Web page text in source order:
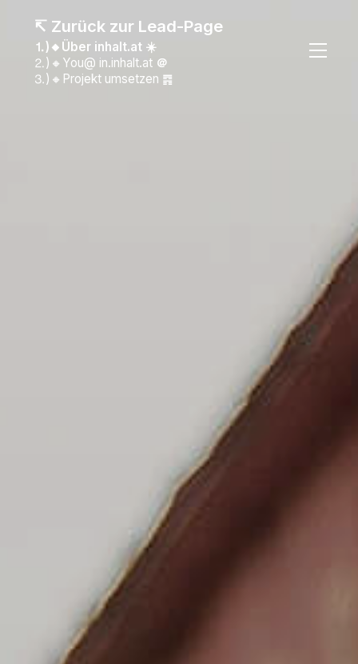
↸ Zurück zur Lead-Page
⒈)🔸Über inhalt.at ☀️
⒉)🔸You@ in.inhalt.at ＠
⒊)🔸Projekt umsetzen ䷴